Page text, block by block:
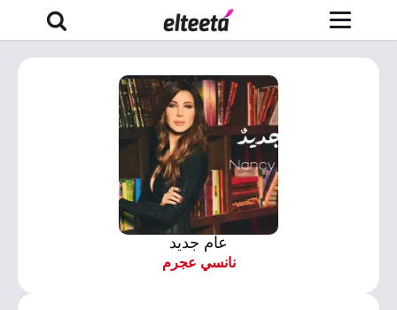
عام جديد
نانسي عجرم